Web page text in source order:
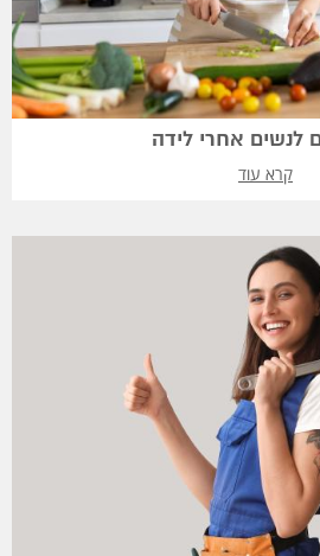
לנשים אחרי לידה
קרא עוד